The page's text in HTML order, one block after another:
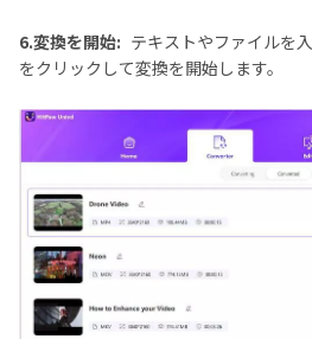
6.変換を開始: テキストやファイルを
をクリックして変換を開始します。